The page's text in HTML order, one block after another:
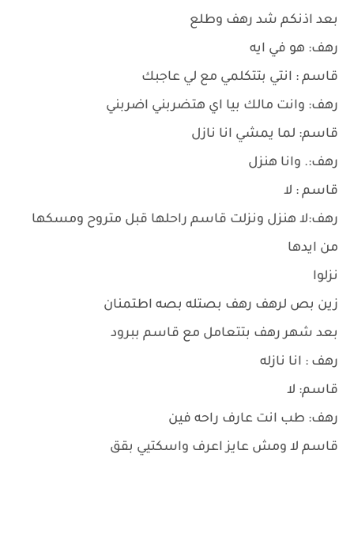
بعد اذنكم شد رهف وطلع
رهف: هو في ايه
قاسم : انتي بتتكلمي مع لي عاجبك
رهف: وانت مالك بيا اي هتضربني اضربني
قاسم: لما يمشي انا نازل
رهف:. وانا هنزل
قاسم : لا
رهف:لا هنزل ونزلت قاسم راحلها قبل متروح ومسكها
من ايدها
نزلوا
زين بص لرهف رهف بصتله بصه اطتمنان
بعد شهر رهف بتتعامل مع قاسم ببرود
رهف : انا نازله
قاسم: لا
رهف: طب انت عارف راحه فين
قاسم لا ومش عايز اعرف واسكتيي بقق